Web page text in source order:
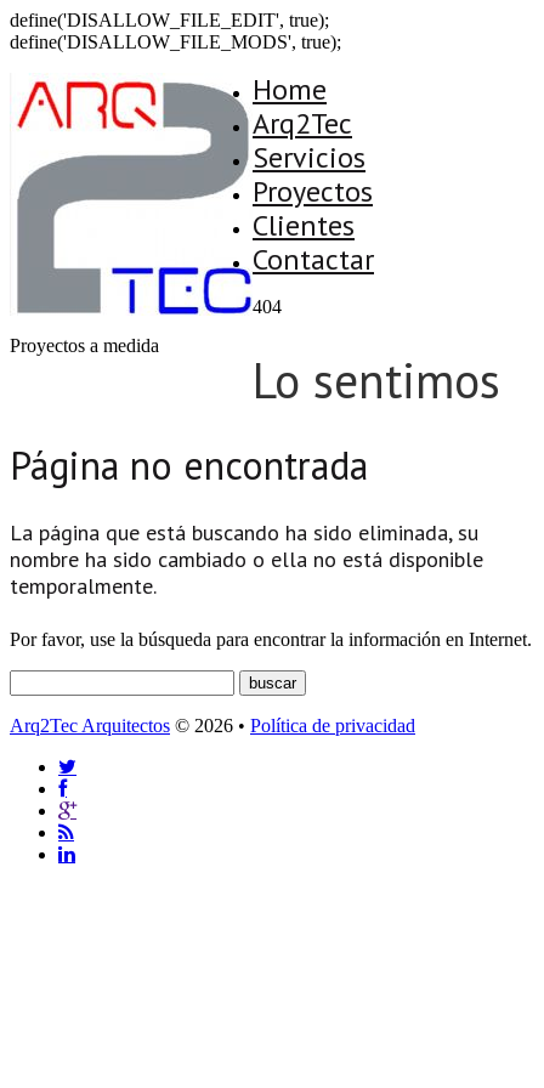
define('DISALLOW_FILE_EDIT', true);
define('DISALLOW_FILE_MODS', true);
Proyectos a medida
Home
Arq2Tec
Servicios
Proyectos
Clientes
Contactar
404
Lo sentimos
Página no encontrada
La página que está buscando ha sido eliminada, su
nombre ha sido cambiado o ella no está disponible
temporalmente.
Por favor, use la búsqueda para encontrar la información en Internet.
Arq2Tec Arquitectos © 2026 • Política de privacidad